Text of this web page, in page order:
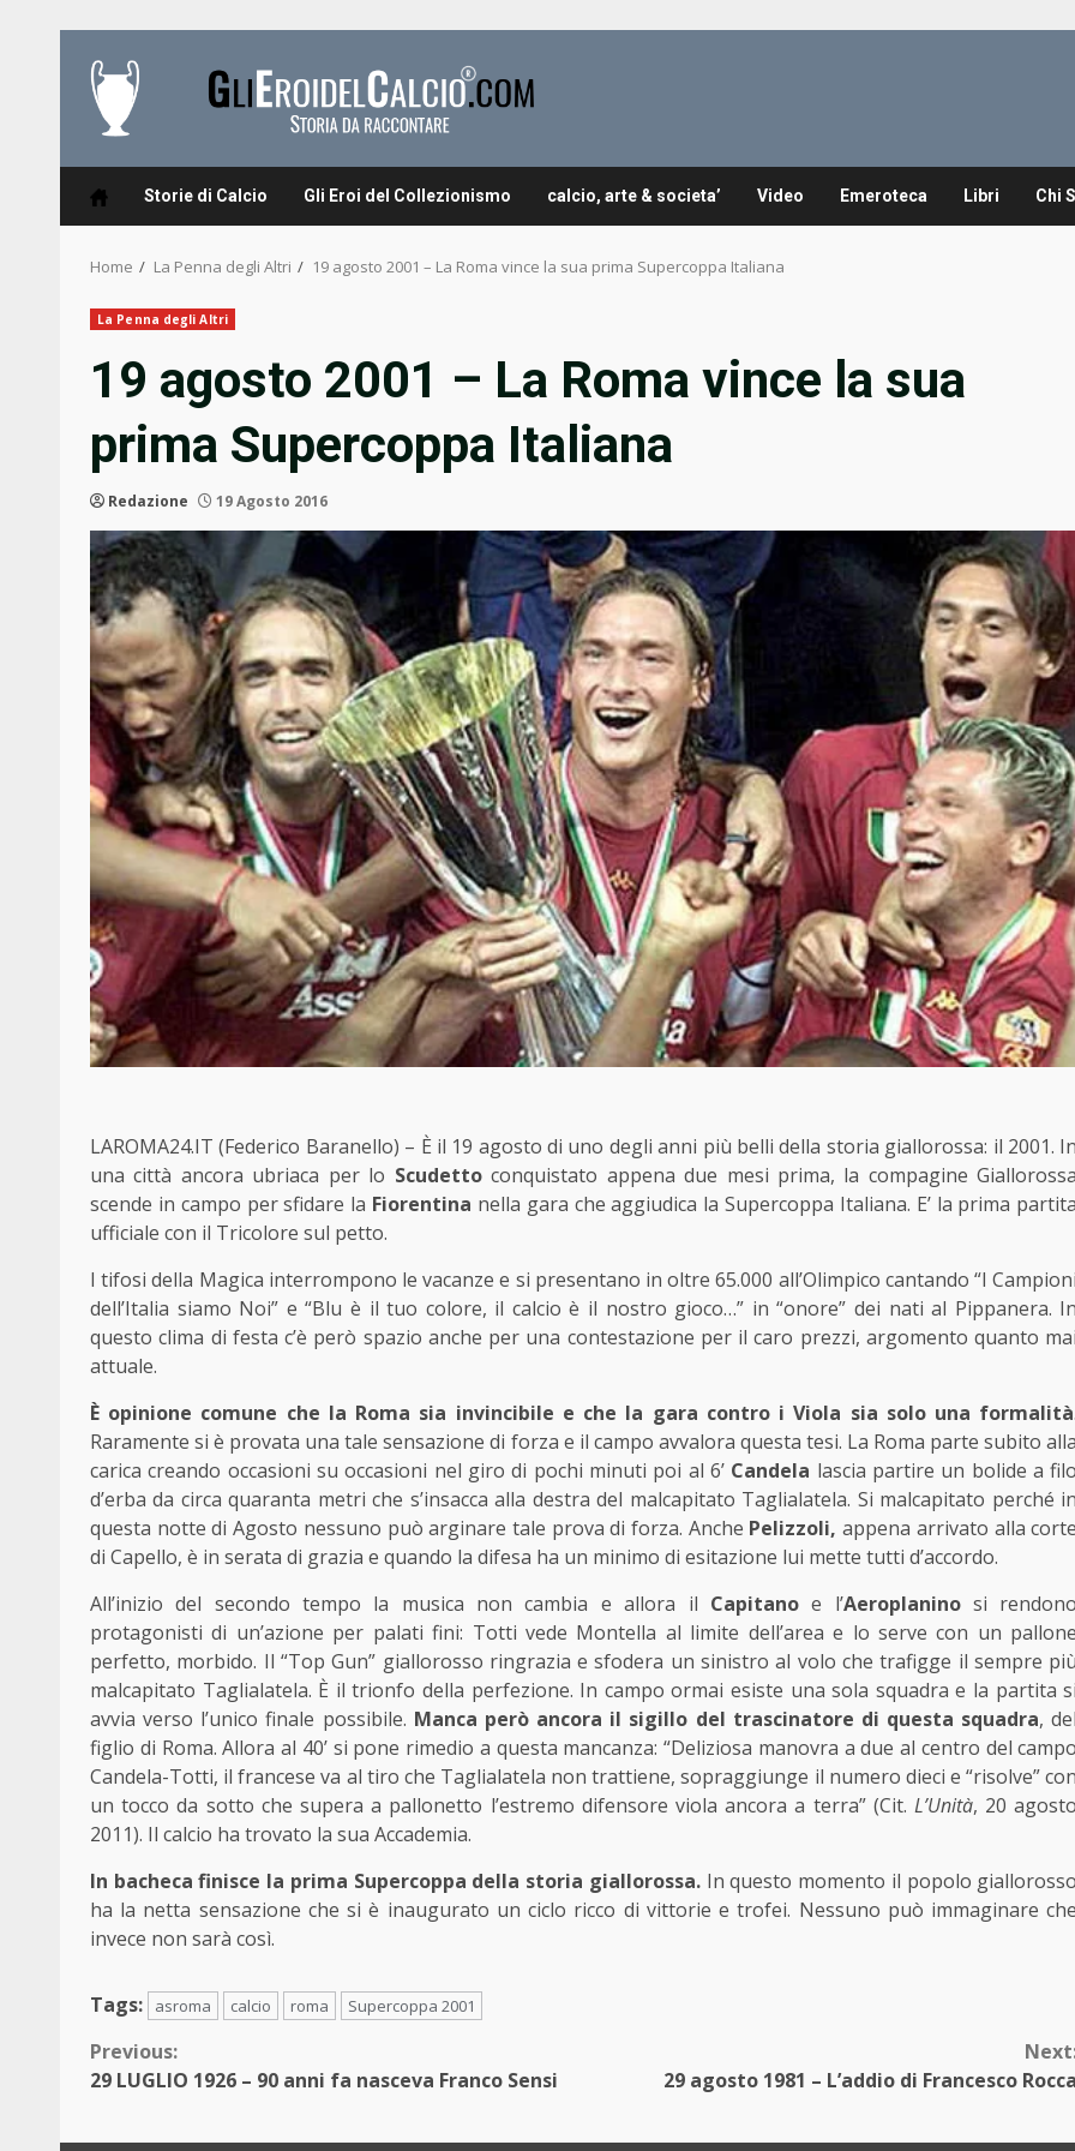
content
Storie di Calcio Gli Eroi del Collezionismo calcio, arte & societa’ Video Emeroteca Libri Chi
Home La Penna degli Altri 19 agosto 2001 – La Roma vince la sua prima Supercoppa Italiana
La Penna degli Altri
19 agosto 2001 – La Roma vince la sua
prima Supercoppa Italiana
Redazione 19 Agosto 2016
LAROMA24.IT (Federico Baranello) – È il 19 agosto di uno degli anni più belli della storia giallorossa: il 2001. In
una città ancora ubriaca per lo Scudettoconquistato appena due mesi prima, la compagine Giallorossa
scende in campo per sfidare la Fiorentina nella gara che aggiudica la Supercoppa Italiana. E’ la prima partita
ufficiale con il Tricolore sul petto.
I tifosi della Magica interrompono le vacanze e si presentano in oltre 65.000 all’Olimpico cantando “I Campioni
dell’Italia siamo Noi” e “Blu è il tuo colore, il calcio è il nostro gioco…” in “onore” dei nati al Pippanera. In
questo clima di festa c’è però spazio anche per una contestazione per il caro prezzi, argomento quanto mai
attuale.
È opinione comune che la Roma sia invincibile e che la gara contro i Viola sia solo una formalità.
Raramente si è provata una tale sensazione di forza e il campo avvalora questa tesi. La Roma parte subito alla
carica creando occasioni su occasioni nel giro di pochi minuti poi al 6’ Candela lascia partire un bolide a filo
d’erba da circa quaranta metri che s’insacca alla destra del malcapitato Taglialatela. Si malcapitato perché in
questa notte di Agosto nessuno può arginare tale prova di forza. Anche Pelizzoli, appena arrivato alla corte
di Capello, è in serata di grazia e quando la difesa ha un minimo di esitazione lui mette tutti d’accordo.
All’inizio del secondo tempo la musica non cambia e allora il Capitanoe l’Aeroplaninosi rendono
protagonisti di un’azione per palati fini: Totti vede Montella al limite dell’area e lo serve con un pallone
perfetto, morbido. Il “Top Gun” giallorosso ringrazia e sfodera un sinistro al volo che trafigge il sempre più
malcapitato Taglialatela. È il trionfo della perfezione. In campo ormai esiste una sola squadra e la partita si
avvia verso l’unico finale possibile. Manca però ancora il sigillo del trascinatore di questa squadra, del
figlio di Roma. Allora al 40’ si pone rimedio a questa mancanza: “Deliziosa manovra a due al centro del campo
Candela-Totti, il francese va al tiro che Taglialatela non trattiene, sopraggiunge il numero dieci e “risolve” con
un tocco da sotto che supera a pallonetto l’estremo difensore viola ancora a terra” (Cit. L’Unità, 20 agosto
2011). Il calcio ha trovato la sua Accademia.
In bacheca finisce la prima Supercoppa della storia giallorossa.In questo momento il popolo giallorosso
ha la netta sensazione che si è inaugurato un ciclo ricco di vittorie e trofei. Nessuno può immaginare che
invece non sarà così.
Tags: asroma calcio roma Supercoppa 2001
Continue
Previous:
29 LUGLIO 1926 – 90 anni fa nasceva Franco Sensi
29 agosto 1981 – L’addio di Francesco Rocca